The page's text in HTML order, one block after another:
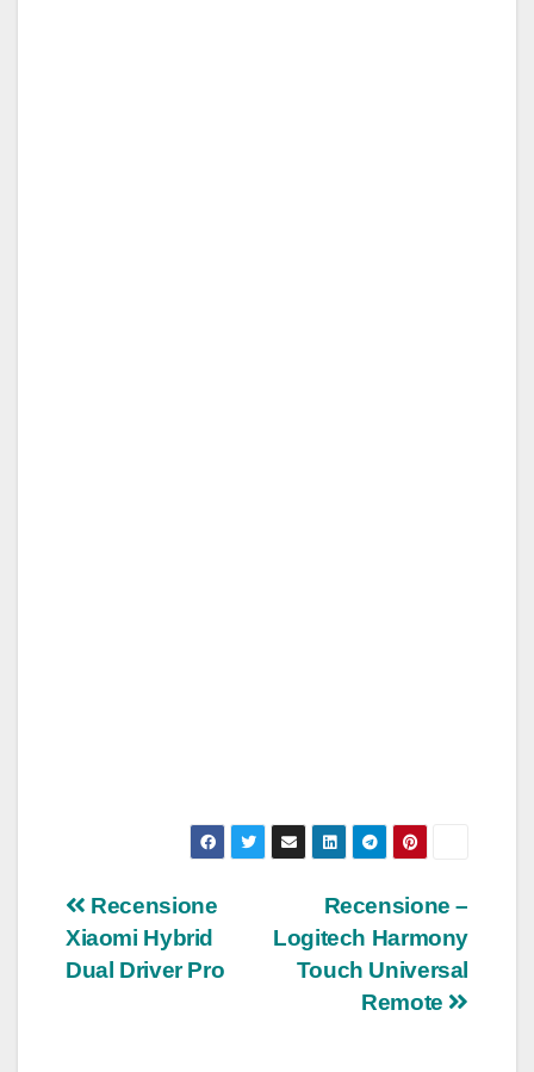
Navigazione
articoli
Recensione –
Logitech Harmony
Touch Universal
Remote
Recensione
Xiaomi Hybrid
Dual Driver Pro